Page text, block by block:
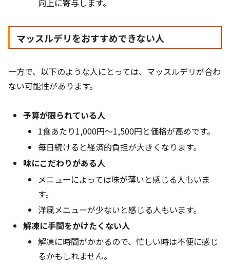
マッスルデリをおすすめできない人
一方で、以下のような人にとっては、マッスルデリが合わ
ない可能性があります。
予算が限られている人
1食あたり1,000円〜1,500円と価格が高めです。
毎日続けると経済的負担が大きくなります。
味にこだわりがある人
メニューによっては味が薄いと感じる人もいま
す。
洋風メニューが少ないと感じる人もいます。
解凍に手間をかけたくない人
解凍に時間がかかるので、忙しい時は不便に感じ
るかもしれません。